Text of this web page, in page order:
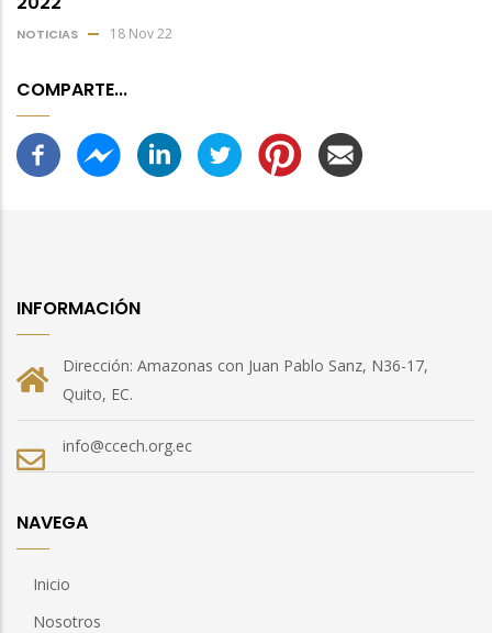
NOTICIAS 18 Nov 22
COMPARTE...
INFORMACIÓN
Dirección: Amazonas con Juan Pablo Sanz, N36-17,
Quito, EC.
info@ccech.org.ec
NAVEGA
Inicio
Nosotros